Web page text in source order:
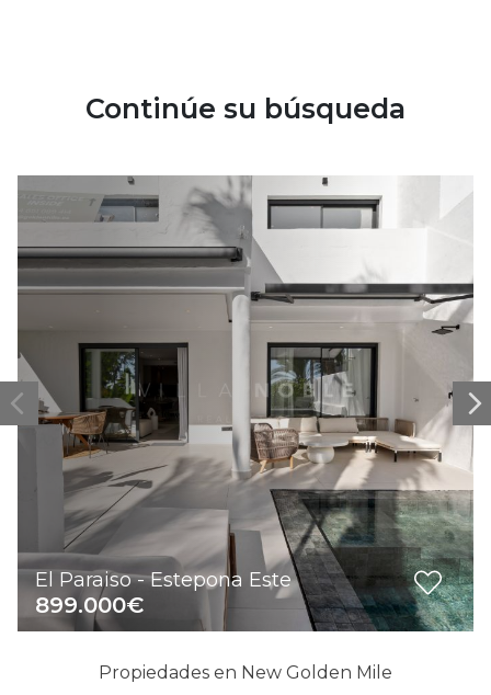
Continúe su búsqueda
El Paraiso - Estepona Este
899.000€
Propiedades en New Golden Mile